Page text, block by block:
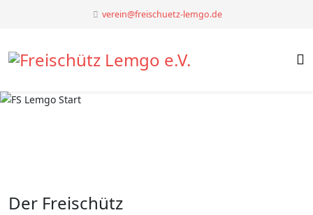
verein@freischuetz-lemgo.de
Der Freischütz